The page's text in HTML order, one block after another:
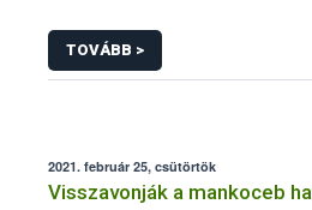
TOVÁBB >
2021. február 25, csütörtök
Visszavonják a mankoceb